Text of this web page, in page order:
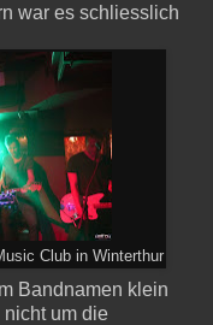
war es schliesslich
Club in Winterthur
Bandnamen klein
um die